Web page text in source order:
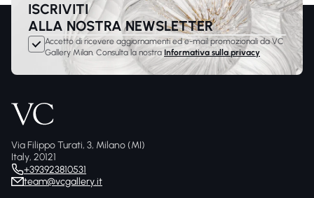
ISCRIVITI
ALLA NOSTRA NEWSLETTER
Accetto di ricevere aggiornamenti ed e-mail promozionali da VC
Gallery Milan. Consulta la nostra Informativa sulla privacy
Via Filippo Turati, 3, Milano (MI)
Italy, 20121
+393923810531
team@vcgallery.it